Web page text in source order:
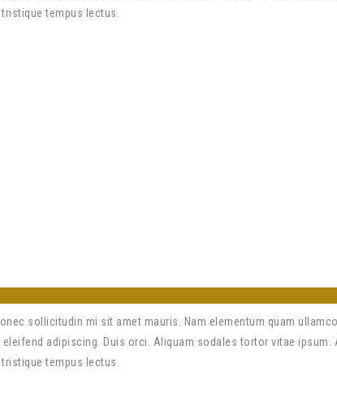
tempus lectus.
sollicitudin mi sit amet mauris. Nam elementum quam
adipiscing. Duis orci. Aliquam sodales tortor vitae
tempus lectus.